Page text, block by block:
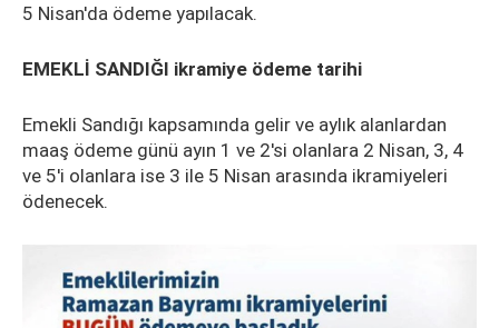
5 Nisan'da ödeme yapılacak.
EMEKLİ SANDIĞI ikramiye ödeme tarihi
Emekli Sandığı kapsamında gelir ve aylık alanlardan
maaş ödeme günü ayın 1 ve 2'si olanlara 2 Nisan, 3, 4
ve 5'i olanlara ise 3 ile 5 Nisan arasında ikramiyeleri
ödenecek.